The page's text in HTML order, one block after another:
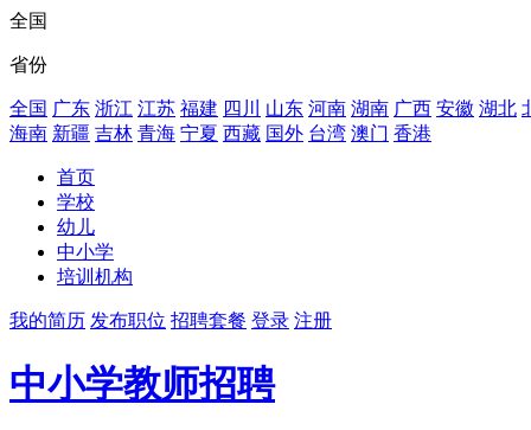
全国
省份
全国 广东 浙江 江苏 福建 四川 山东 河南 湖南 广西 安徽 湖北
海南 新疆 吉林 青海 宁夏 西藏 国外 台湾 澳门 香港
首页
学校
幼儿
中小学
培训机构
我的简历 发布职位 招聘套餐 登录 注册
中小学教师招聘